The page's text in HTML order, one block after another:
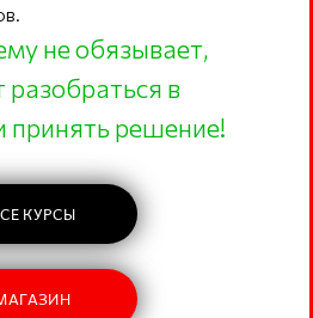
КУРСЫ
не обязывает,
в
принять решение!